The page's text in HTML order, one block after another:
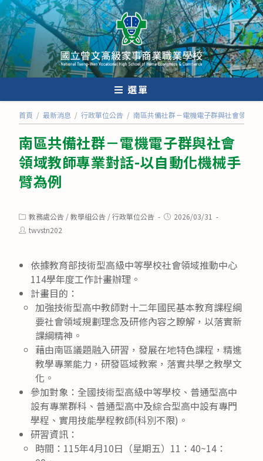
跳
轉
至
主
要
內
選單
首頁 / 最新消息 / 行政單位公告 / 南區共備社群－電機電子群與社會領域
南區共備社群－電機電子群與社會
領域教師專業對話-以自動化機械手
臂為例
Post
category:
教務處公告 /教學組公告 /行政單位公告
Post2026/03/31
Posttwvstn202
依據教育部技術型高級中等學校社會領域推動中心
114學年度工作計畫辦理。
計畫目的：
加強技術型高中教師對十二年國民基本教育課程綱
要社會領域規劃理念及研修內容之瞭解，以落實新
課綱精神。
藉由南區議題融入研習，發展在地特色課程，精進
教學專業能力，研發區域教案，落實共學之教學文
化。
參加對象：全國技術型高級中等學校、普通型高中
設有專業群科、普通型高中及綜合型高中設有專門
學程、實用技能學程教師(科別不限)。
研習資訊：
時間：115年4月10日（星期五）11：40~14：